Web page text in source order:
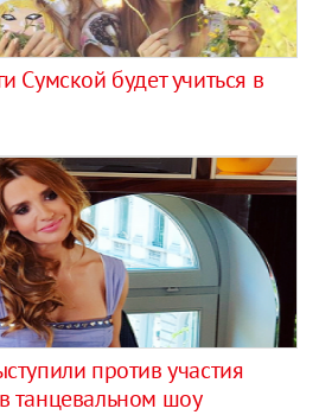
Сумской будет учиться в
против участия
танцевальном шоу